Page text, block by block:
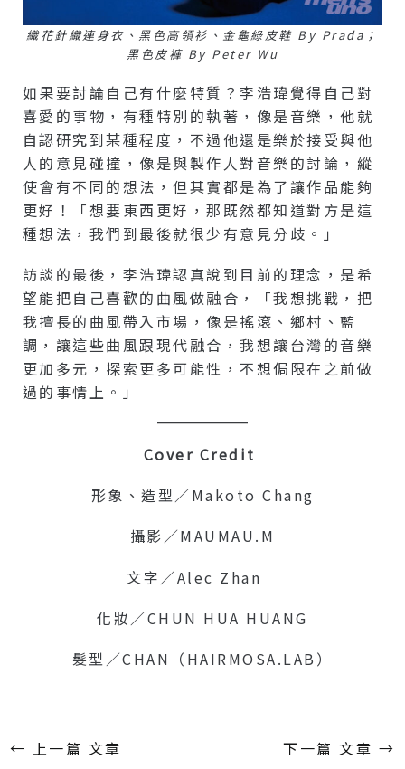
織花針織連身衣、黑色高領衫、金龜綠皮鞋 By Prada；
黑色皮褲 By Peter Wu
如果要討論自己有什麼特質？李浩瑋覺得自己對
喜愛的事物，有種特別的執著，像是音樂，他就
自認研究到某種程度，不過他還是樂於接受與他
人的意見碰撞，像是與製作人對音樂的討論，縱
使會有不同的想法，但其實都是為了讓作品能夠
更好！「想要東西更好，那既然都知道對方是這
種想法，我們到最後就很少有意見分歧。」
訪談的最後，李浩瑋認真說到目前的理念，是希
望能把自己喜歡的曲風做融合，「我想挑戰，把
我擅長的曲風帶入市場，像是搖滾、鄉村、藍
調，讓這些曲風跟現代融合，我想讓台灣的音樂
更加多元，探索更多可能性，不想侷限在之前做
過的事情上。」
Cover Credit
形象、造型／Makoto Chang
攝影／MAUMAU.M
文字／Alec Zhan
化妝／CHUN HUA HUANG
髮型／CHAN（HAIRMOSA.LAB）
← 上一篇 文章 下一篇 文章 →